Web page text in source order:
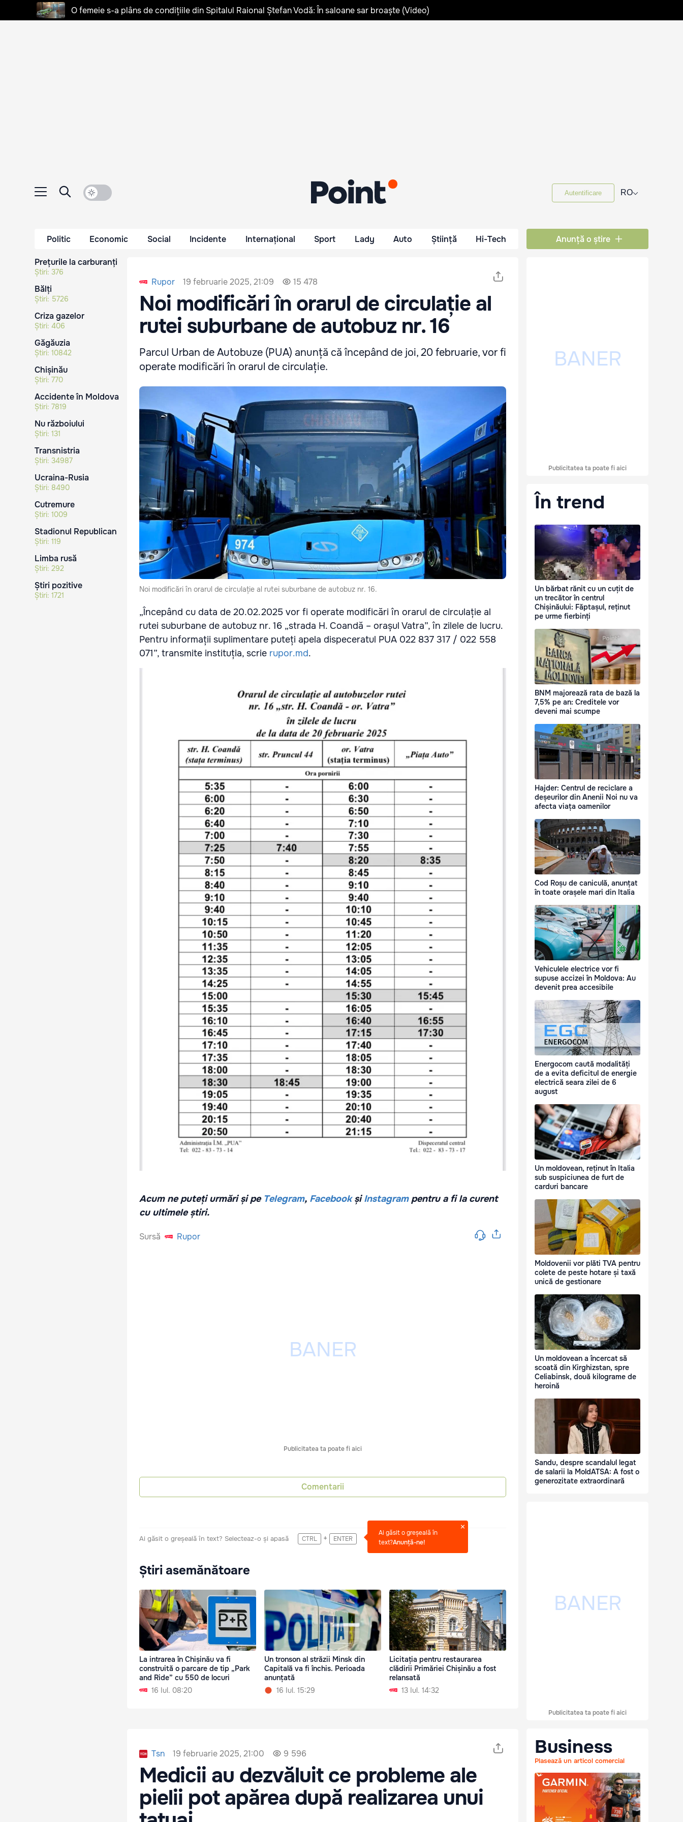
O femeie s-a plâns de condițiile din Spitalul Raional Ștefan Vodă: În saloane sar broaște (Video)
Autentificare RO⌵
Politic Economic Social Incidente Internațional Sport Lady Auto Știință Hi-Tech Anunță o știre
Prețurile la carburanți
Știri: 376
Bălți
Știri: 5726
Criza gazelor
Știri: 406
Găgăuzia
Știri: 10842
Chișinău
Știri: 770
Accidente în Moldova
Știri: 7819
Nu războiului
Știri: 131
Transnistria
Știri: 34987
Ucraina-Rusia
Știri: 8490
Cutremure
Știri: 1009
Stadionul Republican
Știri: 119
Limba rusă
Știri: 292
Știri pozitive
Știri: 1721
Rupor 19 februarie 2025, 21:09 15 478
Noi modificări în orarul de circulație al
rutei suburbane de autobuz nr. 16
Parcul Urban de Autobuze (PUA) anunță că începând de joi, 20 februarie, vor fi
operate modificări în orarul de circulație.
Noi modificări în orarul de circulație al rutei suburbane de autobuz nr. 16.
„Începând cu data de 20.02.2025 vor fi operate modificări în orarul de circulație al
rutei suburbane de autobuz nr. 16 „strada H. Coandă – orașul Vatra”, în zilele de lucru.
Pentru informații suplimentare puteți apela dispeceratul PUA 022 837 317 / 022 558
071”, transmite instituția, scrie rupor.md.
Acum ne puteți urmări și pe Telegram, Facebook șiInstagrampentru a fi la curent
cu ultimele știri.
Sursă Rupor
Publicitatea ta poate fi aici
Comentarii
Ai găsit o greșeală în text? Selecteaz-o și apasă CTRL + ENTER
Ai găsit o greșeală în
text?Anunță-ne!
Știri asemănătoare
La intrarea în Chișinău va fi
construită o parcare de tip „Park
and Ride” cu 550 de locuri
16 Iul. 08:20
Un tronson al străzii Minsk din
Capitală va fi închis. Perioada
anunțată
16 Iul. 15:29
Licitația pentru restaurarea
clădirii Primăriei Chișinău a fost
relansată
13 Iul. 14:32
Tsn 19 februarie 2025, 21:00 9 596
Medicii au dezvăluit ce probleme ale
pielii pot apărea după realizarea unui
Publicitatea ta poate fi aici
În trend
Un bărbat rănit cu un cuțit de
un trecător în centrul
Chișinăului: Făptașul, reținut
pe urme fierbinți
BNM majorează rata de bază la
7,5% pe an: Creditele vor
deveni mai scumpe
Hajder: Centrul de reciclare a
deșeurilor din Anenii Noi nu va
afecta viața oamenilor
Cod Roșu de caniculă, anunțat
în toate orașele mari din Italia
Vehiculele electrice vor fi
supuse accizei în Moldova: Au
devenit prea accesibile
Energocom caută modalități
de a evita deficitul de energie
electrică seara zilei de 6
august
Un moldovean, reținut în Italia
sub suspiciunea de furt de
carduri bancare
Moldovenii vor plăti TVA pentru
colete de peste hotare și taxă
unică de gestionare
Un moldovean a încercat să
scoată din Kirghizstan, spre
Celiabinsk, două kilograme de
heroină
Sandu, despre scandalul legat
de salarii la MoldATSA: A fost o
generozitate extraordinară
Publicitatea ta poate fi aici
Business
Plasează un articol comercial